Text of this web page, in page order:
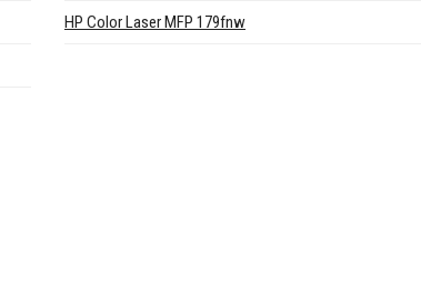
HP Color Laser MFP 179fnw